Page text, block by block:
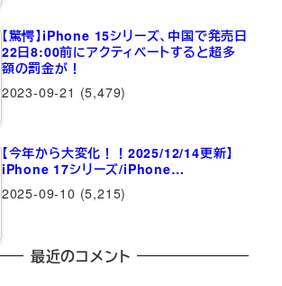
【驚愕】iPhone 15シリーズ、中国で発売日
22日8:00前にアクティベートすると超多
額の罰金が！
2023-09-21 (5,479)
【今年から大変化！！2025/12/14更新】
iPhone 17シリーズ/iPhone…
2025-09-10 (5,215)
最近のコメント